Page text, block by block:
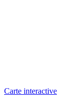
Carte interactive